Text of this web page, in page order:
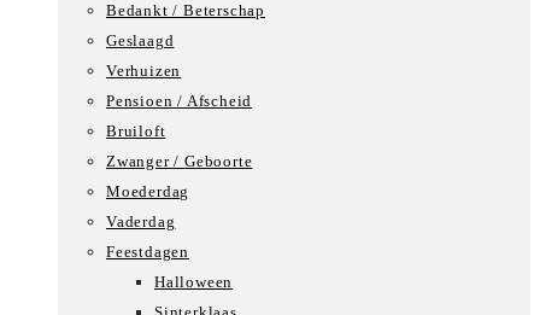
Bedankt / Beterschap
Geslaagd
Verhuizen
Pensioen / Afscheid
Bruiloft
Zwanger / Geboorte
Moederdag
Vaderdag
Feestdagen
Halloween